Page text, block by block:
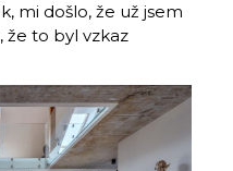
mi došlo, že už jsem
že to byl vzkaz